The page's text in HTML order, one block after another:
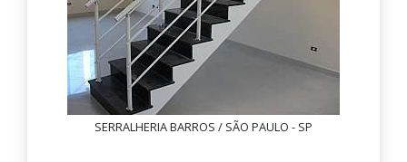
SERRALHERIA BARROS / SÃO PAULO - SP